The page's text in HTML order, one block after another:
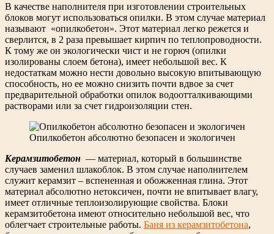
В качестве наполнителя при изготовлении строительных
блоков могут использоваться опилки. В этом случае материал
называют «опилкобетон». Этот материал легко режется и
сверлится, в 2 раза превышает кирпич по теплопроводности.
К тому же он экологически чист и не горюч (опилки
изолированы слоем бетона), имеет небольшой вес. К
недостаткам можно нести довольно высокую впитывающую
способность, но ее можно снизить почти вдвое за счет
предварительной обработки опилок водоотталкивающими
растворами или за счет гидроизоляции стен.
Опилкобетон абсолютно безопасен и экологичен
Керамзитобетон — материал, который в большинстве
случаев заменил шлакоблок. В этом случае наполнителем
служит керамзит – вспененная и обожженная глина. Этот
материал абсолютно нетоксичен, почти не впитывает влагу,
имеет отличные теплоизолирующие свойства. Блоки
керамзитобетона имеют относительно небольшой вес, что
облегчает строительные работы. Баня из керамзитобетона,